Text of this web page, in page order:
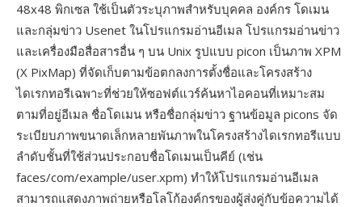
48x48 พิกเซล ใช้เป็นตัวระบุภาพสำหรับบุคคล องค์กร โดเมน
และกลุ่มข่าว Usenet ในโปรแกรมอ่านอีเมล โปรแกรมอ่านข่าว
และเครื่องมือสื่อสารอื่น ๆ บน Unix รูปแบบ picon เป็นภาพ XPM
(X PixMap) ที่จัดเก็บตามข้อตกลงการตั้งชื่อและโครงสร้าง
ไดเรกทอรีเฉพาะที่ช่วยให้ซอฟต์แวร์ค้นหาไอคอนที่เหมาะสม
ตามที่อยู่อีเมล ชื่อโดเมน หรือชื่อกลุ่มข่าว ฐานข้อมูล picons จัด
ระเบียบภาพขนาดเล็กหลายพันภาพในโครงสร้างไดเรกทอรีแบบ
ลำดับชั้นที่ใช้ส่วนประกอบชื่อโดเมนเป็นคีย์ (เช่น
faces/com/example/user.xpm) ทำให้โปรแกรมอ่านอีเมล
สามารถแสดงภาพถ่ายหรือโลโก้องค์กรของผู้ส่งคู่กับข้อความได้